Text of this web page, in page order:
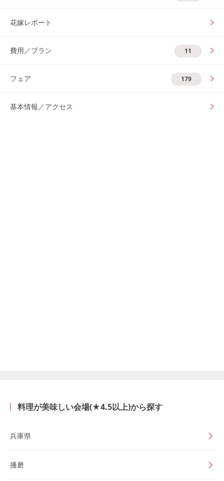
花嫁レポート
費用／プラン 11
フェア 179
基本情報／アクセス
料理が美味しい会場(★4.5以上)から探す
兵庫県
播磨